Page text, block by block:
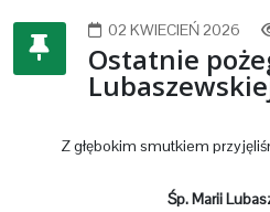
02 KWIECIEŃ 2026
Ostatnie
Z głębokim smutkiem
Śp. Marii